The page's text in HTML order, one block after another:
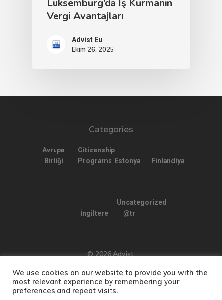
Lüksemburg’da İş Kurmanın
Vergi Avantajları
Advist Eu
Ekim 26, 2025
Categories
Avrupa
Birliği
Citizenship
Programs Estonya Finlandiya
İngiltere
Uncategorized
@tr
© 2026 Advist.
We use cookies on our website to provide you with the
most relevant experience by remembering your
preferences and repeat visits.